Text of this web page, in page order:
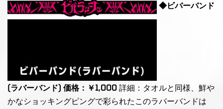
◆ビバーバンド
(ラバーバンド) 価格：￥1,000 詳細：タオルと同様、鮮や
かなショッキングピングで彩られたこのラバーバンドは